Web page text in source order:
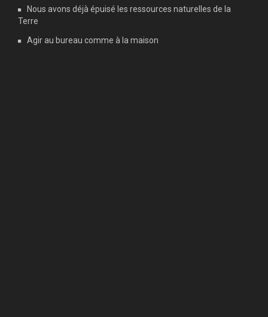
Nous avons déjà épuisé les ressources naturelles de la
Terre
Agir au bureau comme à la maison